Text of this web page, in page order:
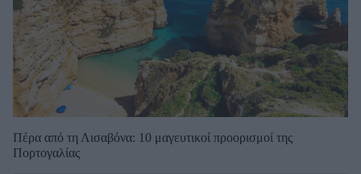
Πέρα από τη Λισαβόνα: 10 μαγευτικοί προορισμοί της
Πορτογαλίας